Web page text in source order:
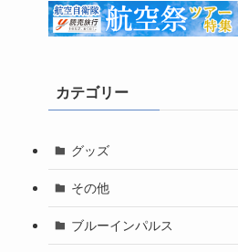
カテゴリー
グッズ
その他
ブルーインパルス